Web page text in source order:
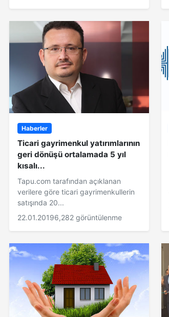
Haberler
Ticari gayrimenkul yatırımlarının
geri dönüşü ortalamada 5 yıl
kısalı...
Tapu.com tarafından açıklanan
verilere göre ticari gayrimenkullerin
satışında 20...
22.01.20196,282 görüntülenme